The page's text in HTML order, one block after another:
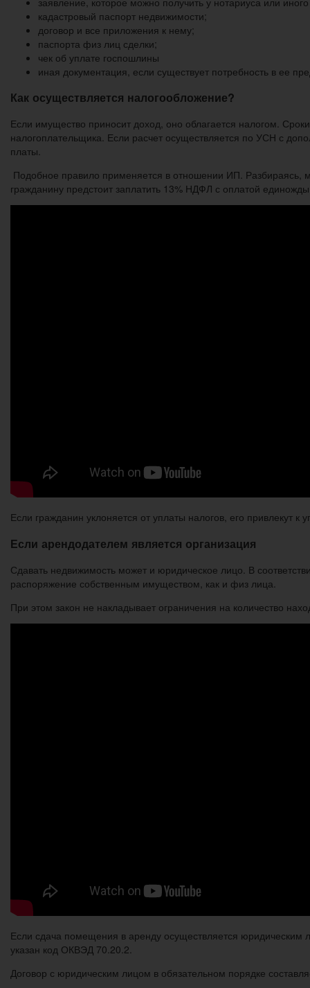
кадастровый паспорт недвижимости;
договор и все приложения к нему;
паспорта физ лиц сделки;
чек об уплате госпошлины
иная документация, если существует потребность в ее
Как осуществляется налогообложение?
Если имущество приносит доход, оно облагается налогом.
налогоплательщика. Если расчет осуществляется по УСН с
платы.
Подобное правило применяется в отношении ИП. Разбираясь,
гражданину предстоит заплатить 13% НДФЛ с оплатой
Если гражданин уклоняется от уплаты налогов, его привлекут
Если арендодателем является организация
Сдавать недвижимость может и юридическое лицо. В
распоряжение собственным имуществом, как и физ лица.
При этом закон не накладывает ограничения на количество
Если сдача помещения в аренду осуществляется юридическим
указан код ОКВЭД 70.20.2.
Договор с юридическим лицом в обязательном порядке